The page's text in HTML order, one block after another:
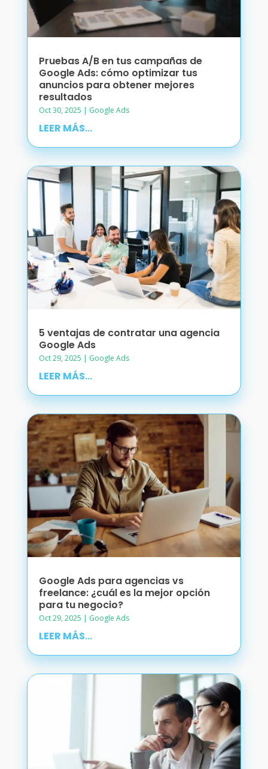
Pruebas A/B en tus campañas de
Google Ads: cómo optimizar tus
anuncios para obtener mejores
resultados
Oct 30, 2025 | Google Ads
LEER MÁS...
5 ventajas de contratar una agencia
Google Ads
Oct 29, 2025 | Google Ads
LEER MÁS...
Google Ads para agencias vs
freelance: ¿cuál es la mejor opción
para tu negocio?
Oct 29, 2025 | Google Ads
LEER MÁS...